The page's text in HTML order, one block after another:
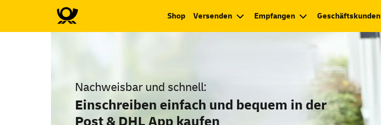
Shop Versenden Empfangen Geschäftskunden
Deutsche Post – Die Post für Deutschland
Nachweisbar und schnell:
Einschreiben einfach und bequem in der